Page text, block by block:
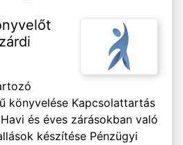
könyvelése Kapcsolattartás
és éves zárásokban való
készítése Pénzügyi